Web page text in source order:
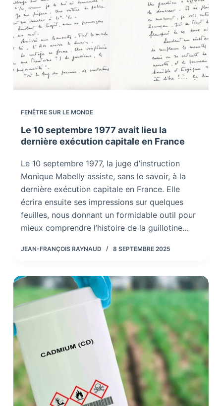
FENÊTRE SUR LE MONDE
Le 10 septembre 1977 avait lieu la
dernière exécution capitale en France
Le 10 septembre 1977, la juge d’instruction
Monique Mabelly assiste, sans le savoir, à la
dernière exécution capitale en France. Elle
écrira ensuite ses impressions sur quelques
feuilles, nous donnant un formidable outil pour
mieux comprendre l’histoire de la guillotine…
JEAN-FRANÇOIS RAYNAUD 8 SEPTEMBRE 2025